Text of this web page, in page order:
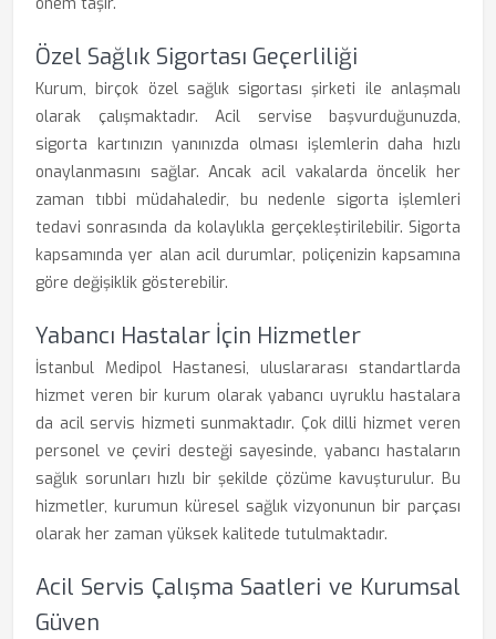
Özel Sağlık Sigortası Geçerliliği
Kurum, birçok özel sağlık sigortası şirketi ile anlaşmalı
olarak çalışmaktadır. Acil servise başvurduğunuzda,
sigorta kartınızın yanınızda olması işlemlerin daha hızlı
onaylanmasını sağlar. Ancak acil vakalarda öncelik her
zaman tıbbi müdahaledir, bu nedenle sigorta işlemleri
tedavi sonrasında da kolaylıkla gerçekleştirilebilir. Sigorta
kapsamında yer alan acil durumlar, poliçenizin kapsamına
göre değişiklik gösterebilir.
Yabancı Hastalar İçin Hizmetler
İstanbul Medipol Hastanesi, uluslararası standartlarda
hizmet veren bir kurum olarak yabancı uyruklu hastalara
da acil servis hizmeti sunmaktadır. Çok dilli hizmet veren
personel ve çeviri desteği sayesinde, yabancı hastaların
sağlık sorunları hızlı bir şekilde çözüme kavuşturulur. Bu
hizmetler, kurumun küresel sağlık vizyonunun bir parçası
olarak her zaman yüksek kalitede tutulmaktadır.
Acil Servis Çalışma Saatleri ve Kurumsal
Güven